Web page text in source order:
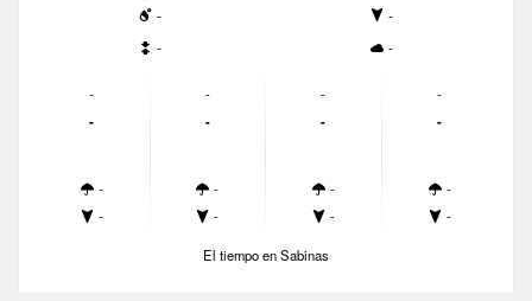
-
-
-
-
-
-
-
-
-
-
-
-
-
-
-
-
-
-
-
-
El tiempo en Sabinas